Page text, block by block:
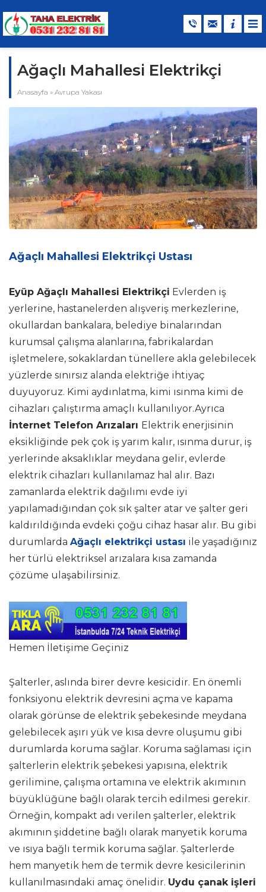
Ağaçlı Mahallesi Elektrikçi
Anasayfa » Avrupa Yakası
Ağaçlı Mahallesi Elektrikçi Ustası
Eyüp Ağaçlı Mahallesi Elektrikçi Evlerden iş
yerlerine, hastanelerden alışveriş merkezlerine,
okullardan bankalara, belediye binalarından
kurumsal çalışma alanlarına, fabrikalardan
işletmelere, sokaklardan tünellere akla gelebilecek
yüzlerde sınırsız alanda elektriğe ihtiyaç
duyuyoruz. Kimi aydınlatma, kimi ısınma kimi de
cihazları çalıştırma amaçlı kullanılıyor.Ayrıca
İnternet Telefon Arızaları Elektrik enerjisinin
eksikliğinde pek çok iş yarım kalır, ısınma durur, iş
yerlerinde aksaklıklar meydana gelir, evlerde
elektrik cihazları kullanılamaz hal alır. Bazı
zamanlarda elektrik dağılımı evde iyi
yapılamadığından çok sık şalter atar ve şalter geri
kaldırıldığında evdeki çoğu cihaz hasar alır. Bu gibi
durumlarda Ağaçlı elektrikçi ustası ile yaşadığınız
her türlü elektriksel arızalara kısa zamanda
çözüme ulaşabilirsiniz.
Hemen İletişime Geçiniz
Şalterler, aslında birer devre kesicidir. En önemli
fonksiyonu elektrik devresini açma ve kapama
olarak görünse de elektrik şebekesinde meydana
gelebilecek aşırı yük ve kısa devre oluşumu gibi
durumlarda koruma sağlar. Koruma sağlaması için
şalterlerin elektrik şebekesi yapısına, elektrik
gerilimine, çalışma ortamına ve elektrik akımının
büyüklüğüne bağlı olarak tercih edilmesi gerekir.
Örneğin, kompakt adı verilen şalterler, elektrik
akımının şiddetine bağlı olarak manyetik koruma
ve ısıya bağlı termik koruma sağlar. Şalterlerde
hem manyetik hem de termik devre kesicilerinin
kullanılmasındaki amaç önelidir. Uydu çanak işleri